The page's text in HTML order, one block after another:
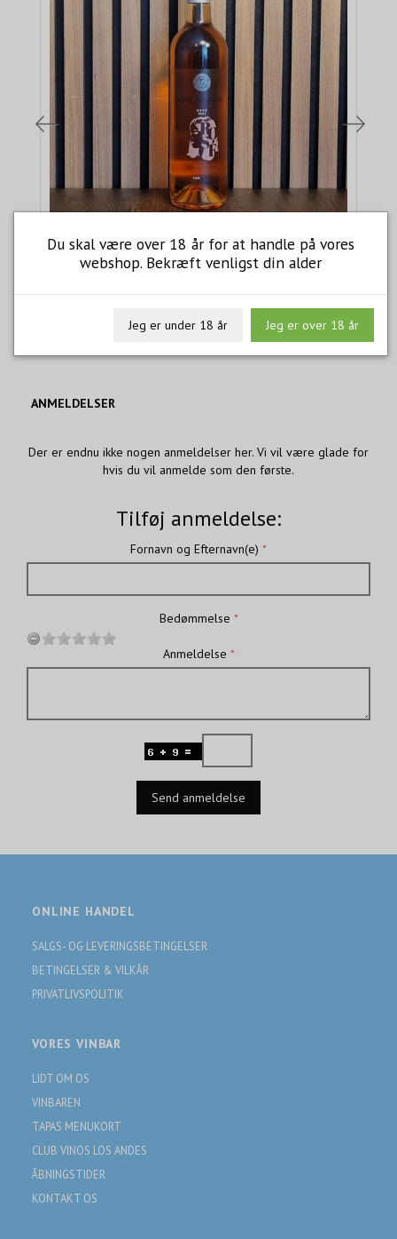
LOS NOQUES ROSÉ MERLOT/SYRAH 2022
ANMELDELSER
Der er endnu ikke nogen anmeldelser her. Vi vil være glade for
hvis du vil anmelde som den første.
Tilføj anmeldelse:
Fornavn og Efternavn(e)
Bedømmelse
Anmeldelse
Send anmeldelse
ONLINE HANDEL
SALGS- OG LEVERINGSBETINGELSER
BETINGELSER & VILKÅR
PRIVATLIVSPOLITIK
VORES VINBAR
LIDT OM OS
VINBAREN
TAPAS MENUKORT
CLUB VINOS LOS ANDES
ÅBNINGSTIDER
KONTAKT OS
Du skal være over 18 år for at handle på vores
webshop. Bekræft venligst din alder
Jeg er under 18 år Jeg er over 18 år